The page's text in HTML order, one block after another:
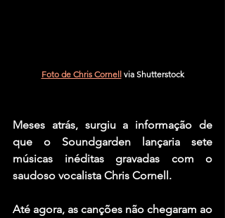
Foto de Chris Cornell via Shutterstock
Meses atrás, surgiu a informação de
que o Soundgarden lançaria sete
músicas inéditas gravadas com o
saudoso vocalista Chris Cornell.
Até agora, as canções não chegaram ao